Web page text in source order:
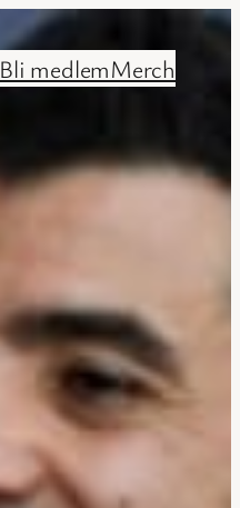
Bli medlemMerch